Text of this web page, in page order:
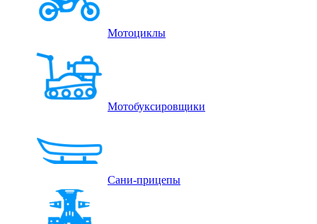
Мотоциклы
Мотобуксировщики
Сани-прицепы